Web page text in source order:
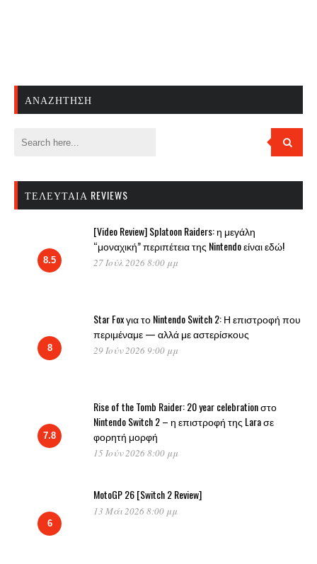
ΑΝΑΖΉΤΗΣΗ
ΤΕΛΕΥΤΑΊΑ REVIEWS
8.5
[Video Review] Splatoon Raiders: η μεγάλη
“μοναχική” περιπέτεια της Nintendo είναι εδώ!
27 Ιούλ 2026 8:00 μμ
8
Star Fox για το Nintendo Switch 2: Η επιστροφή που
περιμέναμε — αλλά με αστερίσκους
29 Ιούν 2026 9:00 μμ
7.8
Rise of the Tomb Raider: 20 year celebration στο
Nintendo Switch 2 – η επιστροφή της Lara σε
φορητή μορφή
15 Ιούν 2026 8:00 μμ
6
MotoGP 26 [Switch 2 Review]
13 Μάι 2026 8:00 μμ